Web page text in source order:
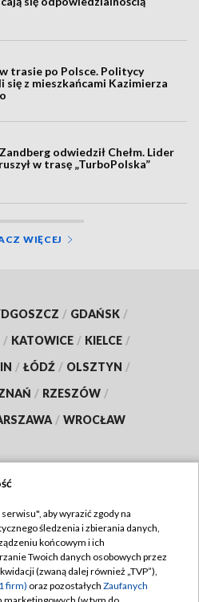
trasie po Polsce. Politycy
się z mieszkańcami Kazimierza
odwiedził Chełm. Lider
w trasę „TurboPolska”
WIĘCEJ
/ GDAŃSK /
/ KATOWICE / KIELCE /
/ ŁÓDŹ / OLSZTYN /
/ RZESZÓW /
/ WROCŁAW
TVP
TVP
prywatności
aby wyrazić zgody na
śledzenia i zbierania danych,
końcowym i ich
Twoich danych osobowych przez
(zwaną dalej również „TVP”),
firm) oraz pozostałych Zaufanych